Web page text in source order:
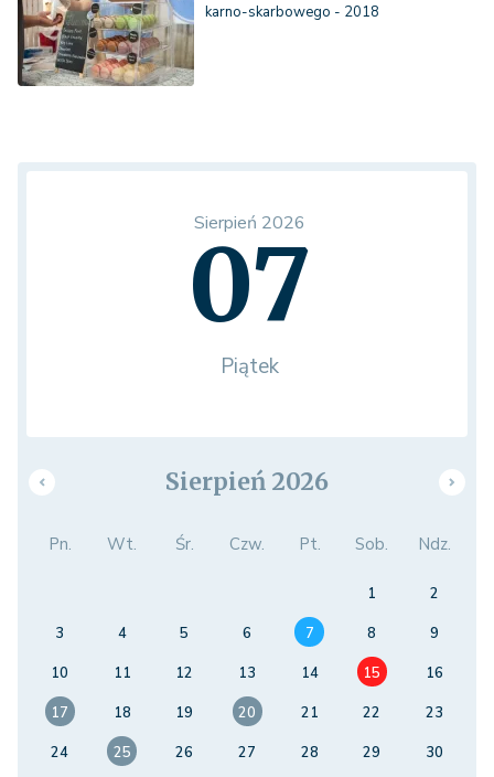
karno-skarbowego - 2018
Sierpień 2026
07
Piątek
Sierpień 2026
Pn. Wt. Śr. Czw. Pt. Sob. Ndz.
1
2
3
4 5 6 7 8
9
10
11 12 13 14 15
16
17
18 19 20 21 22
23
24
25 26 27 28 29
30